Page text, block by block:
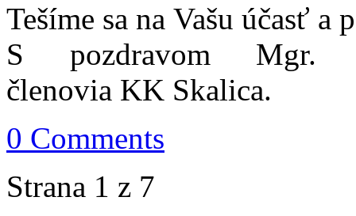
Tešíme sa na Vašu účasť a
S pozdravom Mgr.
členovia KK Skalica.
0 Comments
Strana 1 z 7